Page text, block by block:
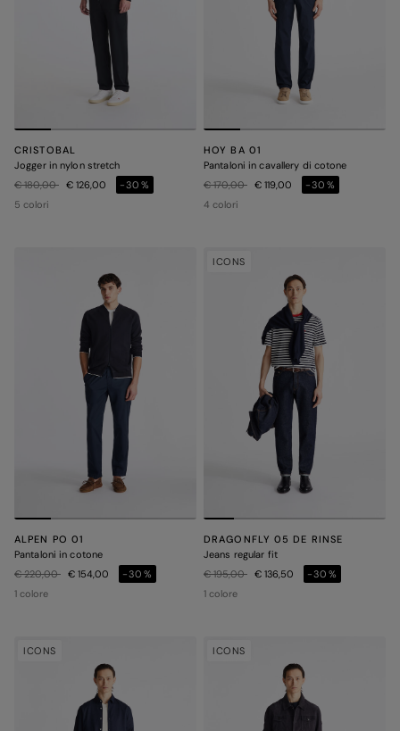
CRISTOBAL
Jogger in nylon stretch
Prezzo ridotto da
€ 180,00a € 126,00
-30%
5 colori
HOY BA 01
Pantaloni in cavallery di cotone
Prezzo ridotto da
€ 170,00a € 119,00
-30%
4 colori
ALPEN PO 01
Pantaloni in cotone
Prezzo ridotto da
€ 220,00a € 154,00
-30%
1 colore
ICONS
DRAGONFLY 05 DE RINSE
Jeans regular fit
Prezzo ridotto da
€ 195,00a € 136,50
-30%
1 colore
ICONS ICONS